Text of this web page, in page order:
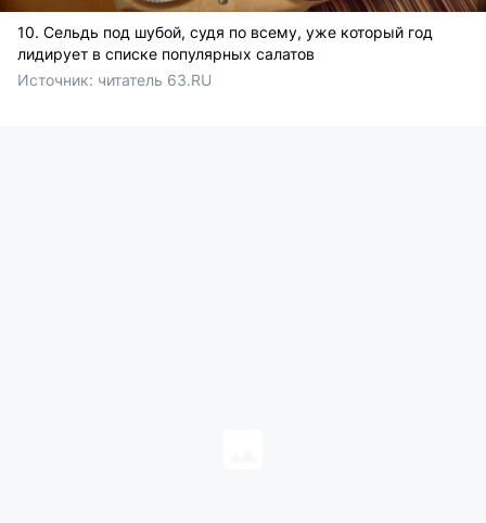
10. Сельдь под шубой, судя по всему, уже который год
лидирует в списке популярных салатов
Источник: читатель 63.RU